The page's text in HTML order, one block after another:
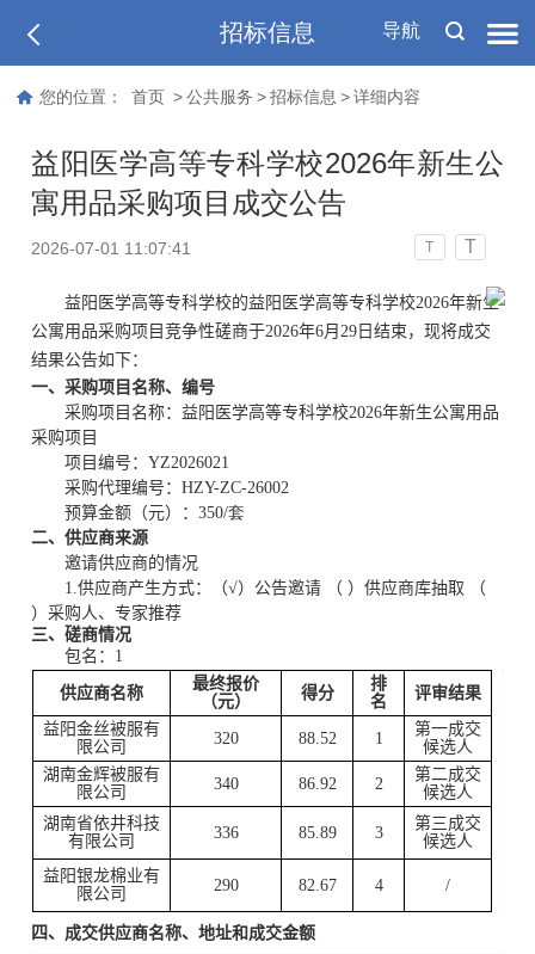
导航
招标信息
您的位置： 首页 > 公共服务 > 招标信息 > 详细内容
益阳医学高等专科学校2026年新生公
寓用品采购项目成交公告
2026-07-01 11:07:41 T T
益阳医学高等专科学校的益阳医学高等专科学校2026年新生
公寓用品采购项目竞争性磋商于2026年6月29日结束，现将成交
结果公告如下：
一、采购项目名称、编号
采购项目名称： 益阳医学高等专科学校2026年新生公寓用品
采购项目
项目编号： YZ2026021
采购代理编号： HZY-ZC-26002
预算金额（元） ： 350/套
二、供应商来源
邀请供应商的情况
1. 供应商产生方式：（√）公告邀请 （ ）供应商库抽取 （
）采购人、专家推荐
三、磋商情况
包名：1
供应商名称
最终报价
（元）
得分
排
名
评审结果
益阳金丝被服有
限公司
320 88.52 1
第一成交
候选人
湖南金辉被服有
限公司
340 86.92 2
第二成交
候选人
湖南省依井科技
有限公司
336 85.89 3
第三成交
候选人
益阳银龙棉业有
限公司
290 82.67 4 /
四、成交供应商名称、地址和成交金额